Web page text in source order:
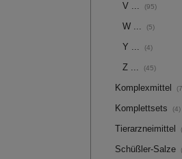
V ... (95)
W ... (5)
Y ... (4)
Z ... (45)
Komplexmittel
Komplettsets (4)
Tierarzneimittel
Schüßler-Salze